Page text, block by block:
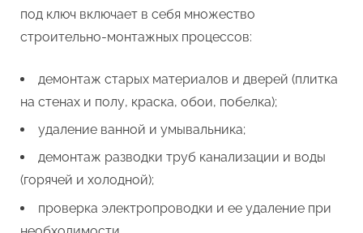
под ключ включает в себя множество
строительно-монтажных процессов:
демонтаж старых материалов и дверей (плитка
на стенах и полу, краска, обои, побелка);
удаление ванной и умывальника;
демонтаж разводки труб канализации и воды
(горячей и холодной);
проверка электропроводки и ее удаление при